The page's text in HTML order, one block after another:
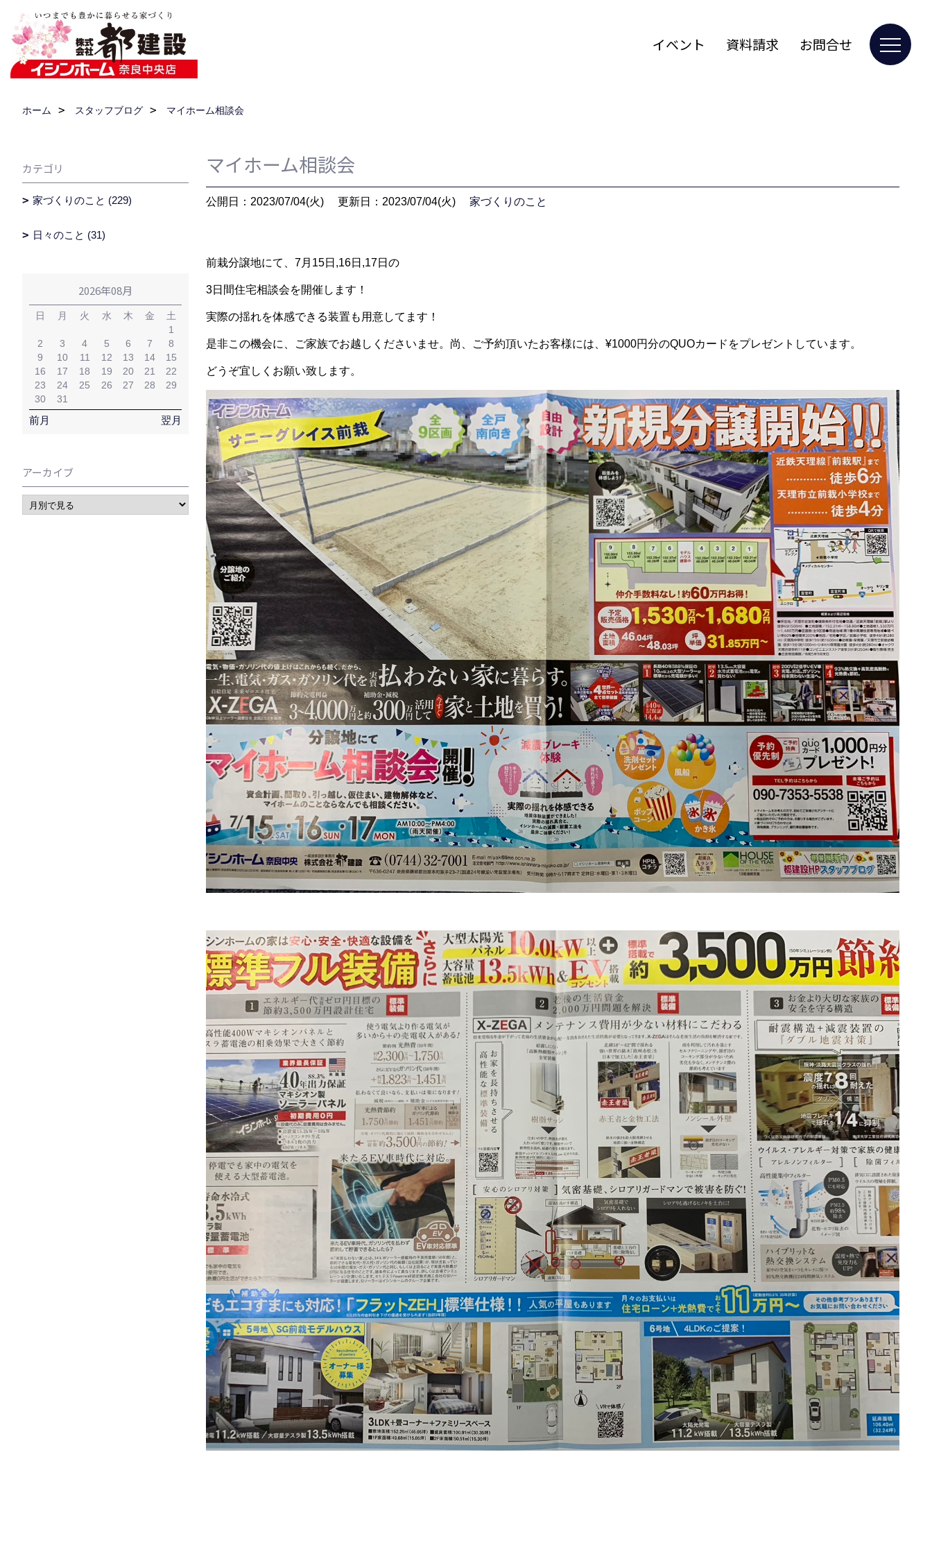
イベント 資料請求 お問合せ
ホーム スタッフブログ マイホーム相談会
マイホーム相談会
公開日：2023/07/04(火) 更新日：2023/07/04(火) 家づくりのこと
前栽分譲地にて、7月15日,16日,17日の
3日間住宅相談会を開催します！
実際の揺れを体感できる装置も用意してます！
是非この機会に、ご家族でお越しくださいませ。尚、ご予約頂いたお客様には、¥1000円分のQUOカードをプレゼントしています。
どうぞ宜しくお願い致します。
カテゴリ
家づくりのこと (229)
日々のこと (31)
2026年08月
日 月 火 水 木 金
土
1
2
3 4 5 6 7
8
9
10 11 12 13 14
15
16
17 18 19 20 21
22
23
24 25 26 27 28
29
30
31
前月 翌月
アーカイブ